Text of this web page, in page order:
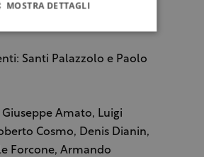
Maestri
Santi Palazzolo e Paolo
Giuseppe Amato, Luigi
Cosmo, Denis Dianin,
Forcone, Armando
MOSTRA DETTAGLI